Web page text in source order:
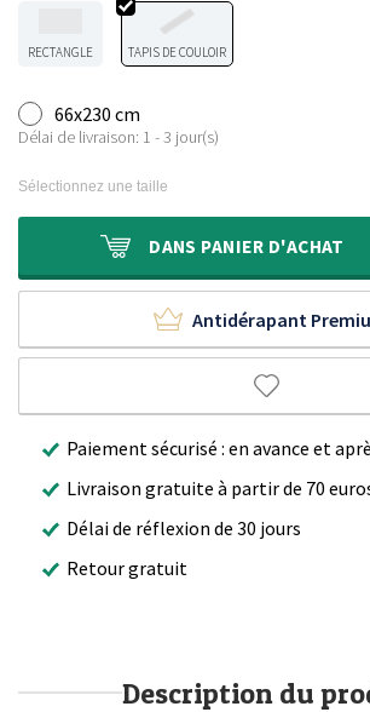
RECTANGLE TAPIS DE COULOIR
66x230 cm
Délai de livraison: 1 - 3 jour(s)
Sélectionnez une taille
DANS PANIER D'ACHAT
Antidérapant
Paiement sécurisé : en avance et
Livraison gratuite à partir de 70
Délai de réflexion de 30 jours
Retour gratuit
Description du